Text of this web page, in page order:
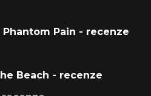
Phantom Pain - recenze
Beach - recenze